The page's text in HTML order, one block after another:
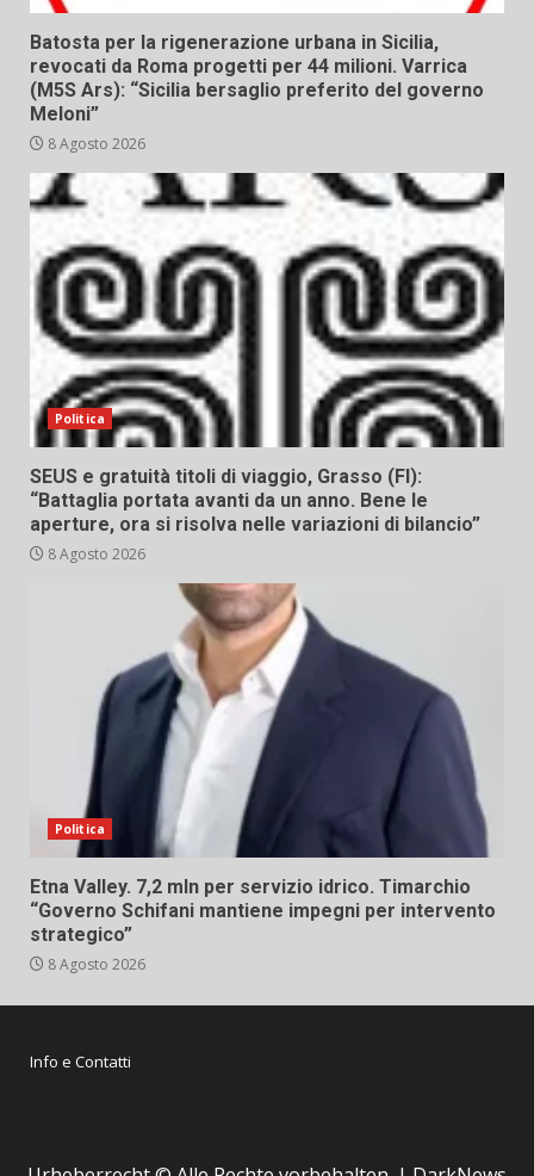
Batosta per la rigenerazione urbana in Sicilia,
revocati da Roma progetti per 44 milioni. Varrica
(M5S Ars): “Sicilia bersaglio preferito del governo
Meloni”
8 Agosto 2026
Politica
SEUS e gratuità titoli di viaggio, Grasso (FI):
“Battaglia portata avanti da un anno. Bene le
aperture, ora si risolva nelle variazioni di bilancio”
8 Agosto 2026
Politica
Etna Valley. 7,2 mln per servizio idrico. Timarchio
“Governo Schifani mantiene impegni per intervento
strategico”
8 Agosto 2026
Info e Contatti